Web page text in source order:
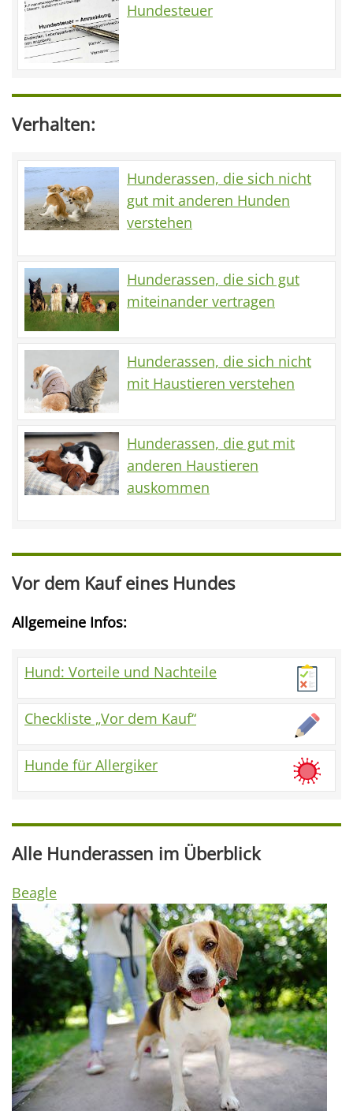
Hundesteuer
Verhalten:
Hunderassen, die sich nicht
gut mit anderen Hunden
verstehen
Hunderassen, die sich gut
miteinander vertragen
Hunderassen, die sich nicht
mit Haustieren verstehen
Hunderassen, die gut mit
anderen Haustieren
auskommen
Vor dem Kauf eines Hundes
Allgemeine Infos:
Hund: Vorteile und Nachteile
Checkliste „Vor dem Kauf“
Hunde für Allergiker
Alle Hunderassen im Überblick
Beagle